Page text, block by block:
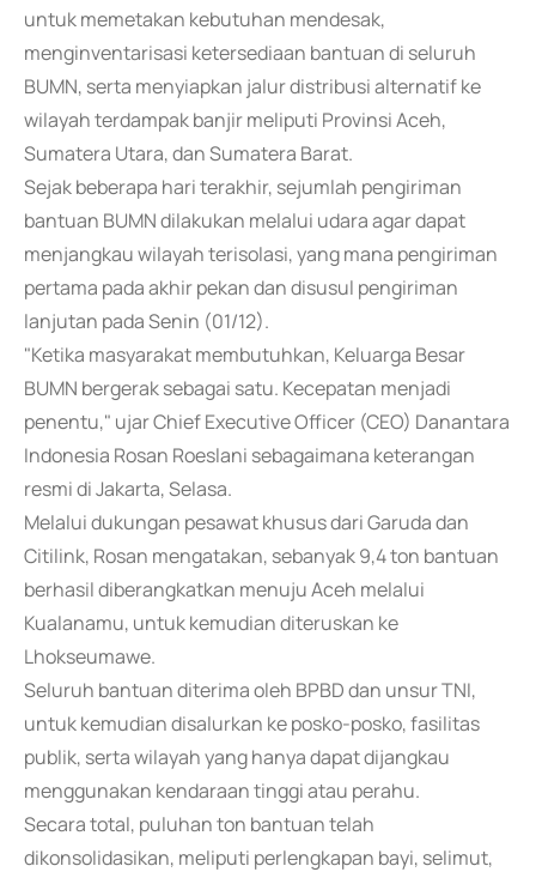
untuk memetakan kebutuhan mendesak,
menginventarisasi ketersediaan bantuan di seluruh
BUMN, serta menyiapkan jalur distribusi alternatif ke
wilayah terdampak banjir meliputi Provinsi Aceh,
Sumatera Utara, dan Sumatera Barat.
Sejak beberapa hari terakhir, sejumlah pengiriman
bantuan BUMN dilakukan melalui udara agar dapat
menjangkau wilayah terisolasi, yang mana pengiriman
pertama pada akhir pekan dan disusul pengiriman
lanjutan pada Senin (01/12).
"Ketika masyarakat membutuhkan, Keluarga Besar
BUMN bergerak sebagai satu. Kecepatan menjadi
penentu," ujar Chief Executive Officer (CEO) Danantara
Indonesia Rosan Roeslani sebagaimana keterangan
resmi di Jakarta, Selasa.
Melalui dukungan pesawat khusus dari Garuda dan
Citilink, Rosan mengatakan, sebanyak 9,4 ton bantuan
berhasil diberangkatkan menuju Aceh melalui
Kualanamu, untuk kemudian diteruskan ke
Lhokseumawe.
Seluruh bantuan diterima oleh BPBD dan unsur TNI,
untuk kemudian disalurkan ke posko-posko, fasilitas
publik, serta wilayah yang hanya dapat dijangkau
menggunakan kendaraan tinggi atau perahu.
Secara total, puluhan ton bantuan telah
dikonsolidasikan, meliputi perlengkapan bayi, selimut,